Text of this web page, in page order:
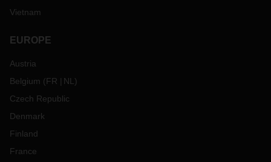
Vietnam
EUROPE
Austria
Belgium (FR NL )
Czech Republic
Denmark
Finland
France